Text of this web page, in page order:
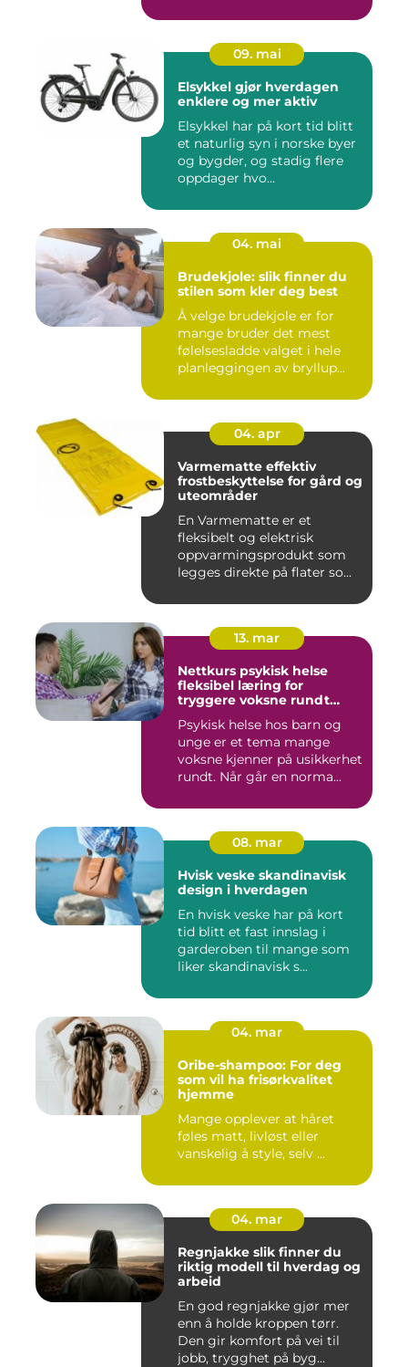
09. mai
Elsykkel gjør hverdagen
enklere og mer aktiv
Elsykkel har på kort tid blitt
et naturlig syn i norske byer
og bygder, og stadig flere
oppdager hvo...
04. mai
Brudekjole: slik finner du
stilen som kler deg best
Å velge brudekjole er for
mange bruder det mest
følelsesladde valget i hele
planleggingen av bryllup...
04. apr
Varmematte effektiv
frostbeskyttelse for gård og
uteområder
En Varmematte er et
fleksibelt og elektrisk
oppvarmingsprodukt som
legges direkte på flater som
13. mar
Nettkurs psykisk helse
fleksibel læring for
tryggere voksne rundt
Psykisk helse hos barn og
unge er et tema mange
voksne kjenner på usikkerhet
rundt. Når går en norma...
08. mar
Hvisk veske skandinavisk
design i hverdagen
En hvisk veske har på kort
tid blitt et fast innslag i
garderoben til mange som
liker skandinavisk s...
04. mar
Oribe-shampoo: For deg
som vil ha frisørkvalitet
hjemme
Mange opplever at håret
føles matt, livløst eller
vanskelig å style, selv ...
04. mar
Regnjakke slik finner du
riktig modell til hverdag og
arbeid
En god regnjakke gjør mer
enn å holde kroppen tørr.
Den gir komfort på vei til
jobb, trygghet på byg...